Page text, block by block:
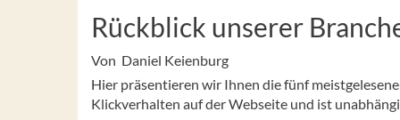
Rückblick unserer
Von Daniel Keienburg
Hier präsentieren wir Ihnen die fünf
Klickverhalten auf der Webseite und ist